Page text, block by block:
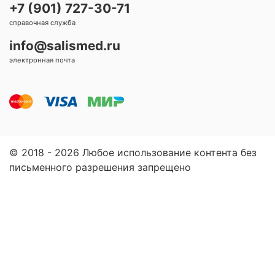
+7 (901) 727-30-71
справочная служба
info@salismed.ru
электронная почта
© 2018 - 2026 Любое использование контента без
письменного разрешения запрещено